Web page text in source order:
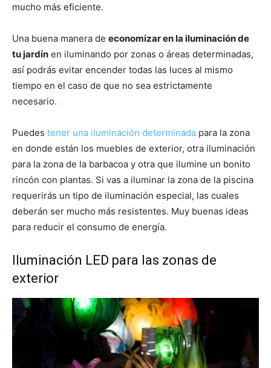
mucho más eficiente.
Una buena manera de economizar en la iluminación de
tu jardín en iluminando por zonas o áreas determinadas,
así podrás evitar encender todas las luces al mismo
tiempo en el caso de que no sea estrictamente
necesario.
Puedes tener una iluminación determinada para la zona
en donde están los muebles de exterior, otra iluminación
para la zona de la barbacoa y otra que ilumine un bonito
rincón con plantas. Si vas a iluminar la zona de la piscina
requerirás un tipo de iluminación especial, las cuales
deberán ser mucho más resistentes. Muy buenas ideas
para reducir el consumo de energía.
Iluminación LED para las zonas de
exterior